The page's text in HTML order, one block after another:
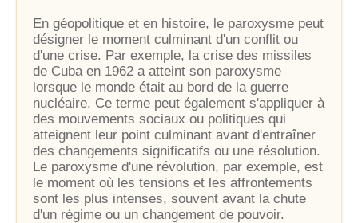
En géopolitique et en histoire, le paroxysme peut
désigner le moment culminant d'un conflit ou
d'une crise. Par exemple, la crise des missiles
de Cuba en 1962 a atteint son paroxysme
lorsque le monde était au bord de la guerre
nucléaire. Ce terme peut également s'appliquer à
des mouvements sociaux ou politiques qui
atteignent leur point culminant avant d'entraîner
des changements significatifs ou une résolution.
Le paroxysme d'une révolution, par exemple, est
le moment où les tensions et les affrontements
sont les plus intenses, souvent avant la chute
d'un régime ou un changement de pouvoir.